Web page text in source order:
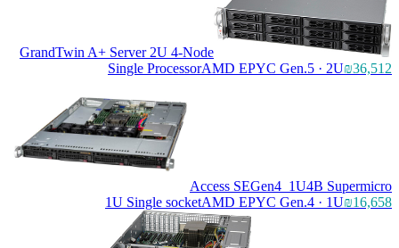
GrandTwin A+ Server 2U 4-Node
Single ProcessorAMD EPYC Gen.5 · 2U₪36,512
Access SEGen4_1U4B Supermicro
1U Single socketAMD EPYC Gen.4 · 1U₪16,658